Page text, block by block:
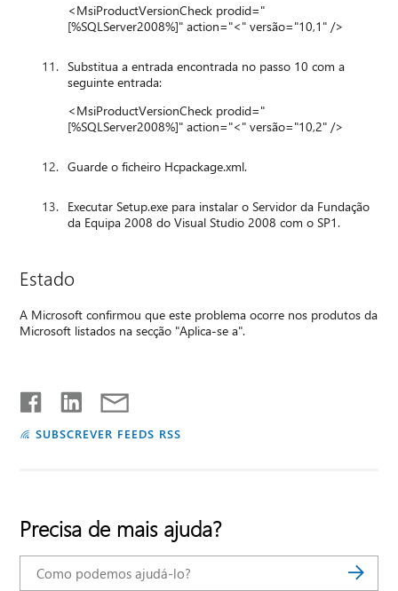
<MsiProductVersionCheck prodid="
[%SQLServer2008%]" action="<" versão="10,1" />
Substitua a entrada encontrada no passo 10 com a
seguinte entrada:
<MsiProductVersionCheck prodid="
[%SQLServer2008%]" action="<" versão="10,2" />
Guarde o ficheiro Hcpackage.xml.
Executar Setup.exe para instalar o Servidor da Fundação
da Equipa 2008 do Visual Studio 2008 com o SP1.
Estado
A Microsoft confirmou que este problema ocorre nos produtos da
Microsoft listados na secção "Aplica-se a".
SUBSCREVER FEEDS RSS
Precisa de mais ajuda?